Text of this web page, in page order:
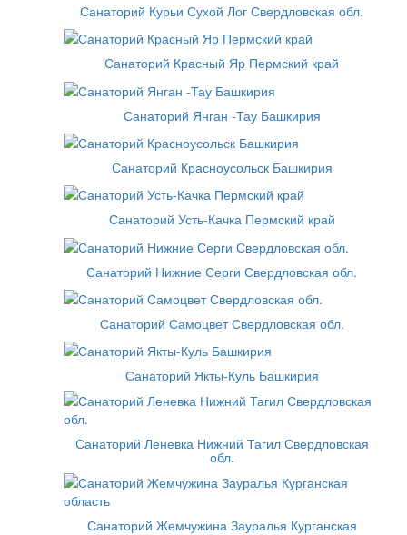
Санаторий Курьи Сухой Лог Свердловская обл.
Санаторий Красный Яр Пермский край
Санаторий Янган -Тау Башкирия
Санаторий Красноусольск Башкирия
Санаторий Усть-Качка Пермский край
Санаторий Нижние Серги Свердловская обл.
Санаторий Самоцвет Свердловская обл.
Санаторий Якты-Куль Башкирия
Санаторий Леневка Нижний Тагил Свердловская
обл.
Санаторий Жемчужина Зауралья Курганская